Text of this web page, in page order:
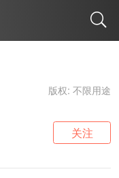
版权: 不限用途
关注
取消